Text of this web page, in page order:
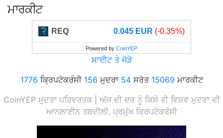
ਮਾਰਕੀਟ
REQ 0.045 EUR (-0.35%)
Powered by CoinYEP
ਸਾਈਟ ਤੇ ਜੋੜੋ
1776 ਕ੍ਰਿਪਟੋਕਰੰਸੀ 156 ਮੁਦਰਾ 54ਸਰੋਤ 15069 ਮਾਰਕੀਟ
CoinYEP ਮੁਦਰਾ ਪਰਿਵਰਤਕ | ਅੱਜ ਦੀ ਦਰ ਨੂੰ ਕਿਸੇ ਵੀ ਵਿਸ਼ਵ ਮੁਦਰਾ ਦੀ
ਆਨਲਾਈਨ ਤਬਦੀਲੀ. ਪ੍ਰਮੁੱਖ ਕ੍ਰਿਪਟੋਕਰੰਸੀ